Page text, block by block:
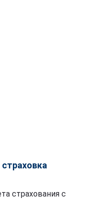
страхования с